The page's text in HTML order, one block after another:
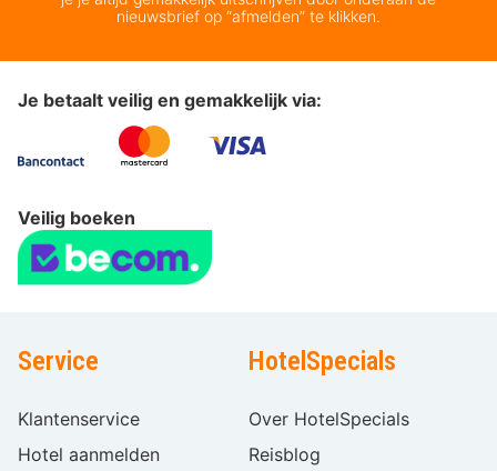
nieuwsbrief op “afmelden” te klikken.
Je betaalt veilig en gemakkelijk via:
Veilig boeken
Service
Klantenservice
Hotel aanmelden
HotelSpecials
Over HotelSpecials
Reisblog